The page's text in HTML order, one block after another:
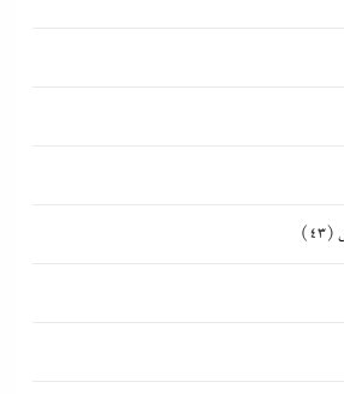
(43)